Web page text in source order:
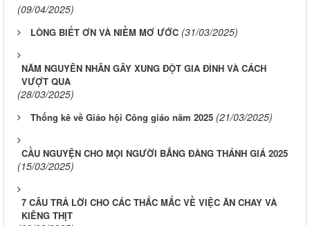
(09/04/2025)
LÒNG BIẾT ƠN VÀ NIỀM MƠ ƯỚC (31/03/2025)
NĂM NGUYÊN NHÂN GÂY XUNG ĐỘT GIA ĐÌNH VÀ CÁCH
VƯỢT QUA
(28/03/2025)
Thống kê về Giáo hội Công giáo năm 2025 (21/03/2025)
CẦU NGUYỆN CHO MỌI NGƯỜI BẲNG ĐÀNG THÁNH GIÁ 2025
(15/03/2025)
7 CÂU TRẢ LỜI CHO CÁC THẮC MẮC VỀ VIỆC ĂN CHAY VÀ
KIÊNG THỊT